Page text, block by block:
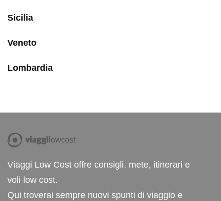
Sicilia
Veneto
Lombardia
Viaggi Low Cost offre consigli, mete, itinerari e
voli low cost.
Qui troverai sempre nuovi spunti di viaggio e